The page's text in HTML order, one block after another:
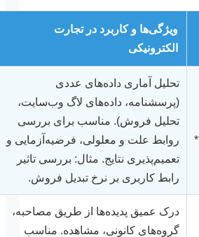
ویژگی‌ها و کاربرد در تجارت
الکترونیکی
تحلیل آماری داده‌های عددی
(پرسشنامه، داده‌های لاگ وب‌سایت،
تحلیل فروش). مناسب برای بررسی
روابط علت و معلولی، فرضیه‌آزمایی و
تعمیم‌پذیری نتایج. مثال: بررسی تاثیر
رابط کاربری بر نرخ تبدیل فروش.
درک عمیق پدیده‌ها از طریق مصاحبه،
گروه‌های کانونی، مشاهده. مناسب